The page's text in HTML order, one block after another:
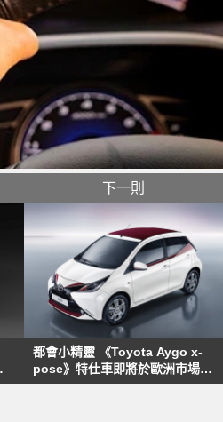
下一則
都會小精靈 《Toyota Aygo x-
pose》特仕車即將於歐洲市場推
出